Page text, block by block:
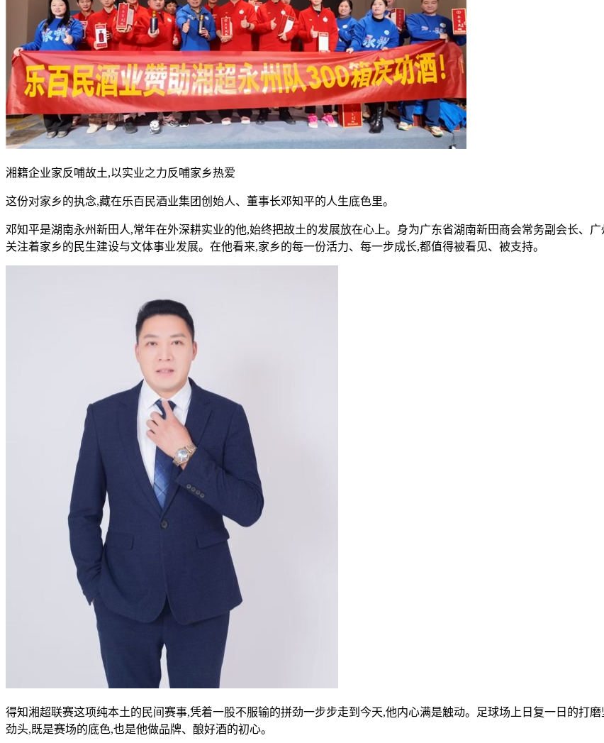
湘籍企业家反哺故土,以实业之力反哺家乡热爱
这份对家乡的执念,藏在乐百民酒业集团创始人、董事长邓知平的人生底色里。
邓知平是湖南永州新田人,常年在外深耕实业的他,始终把故土的发展放在心上。身为广东省湖南新田商会常务副会长、
关注着家乡的民生建设与文体事业发展。在他看来,家乡的每一份活力、每一步成长,都值得被看见、被支持。
得知湘超联赛这项纯本土的民间赛事,凭着一股不服输的拼劲一步步走到今天,他内心满是触动。足球场上日复一日的打
劲头,既是赛场的底色,也是他做品牌、酿好酒的初心。